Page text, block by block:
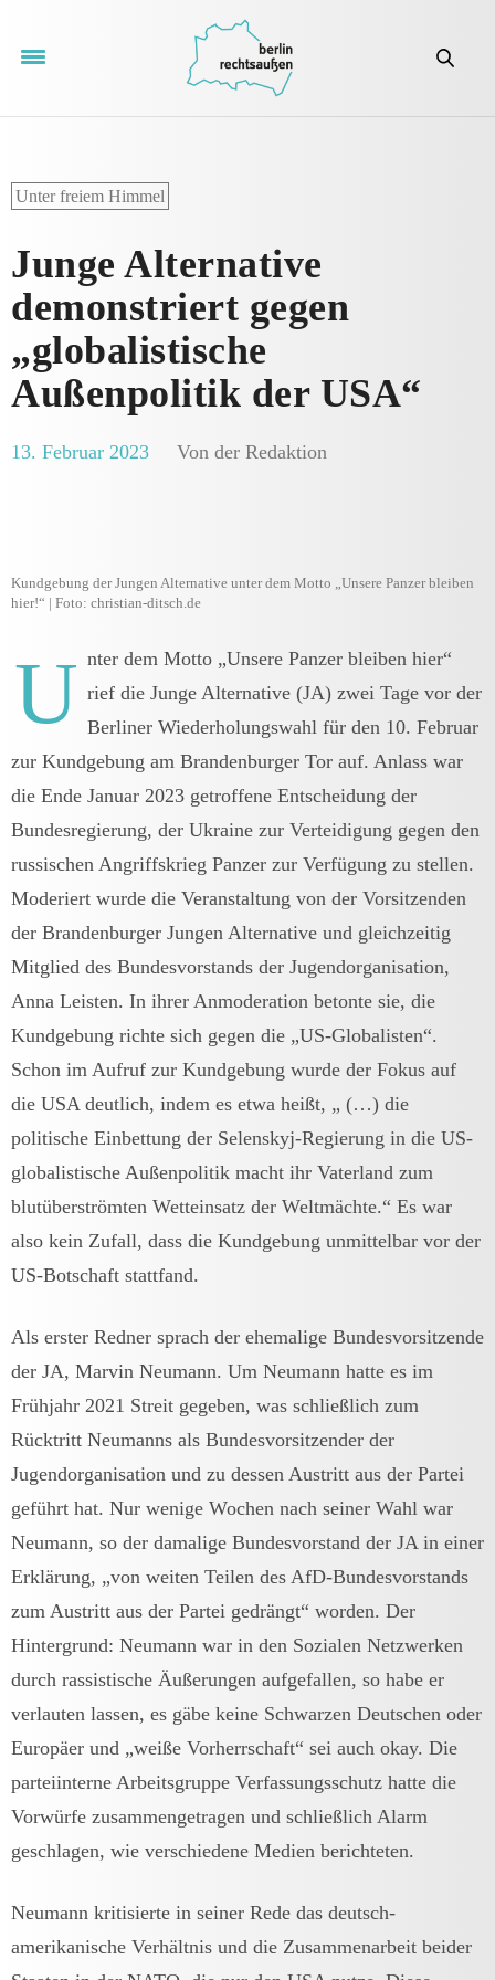
Unter freiem Himmel
Junge Alternative
demonstriert gegen
„globalistische
Außenpolitik der USA“
13. Februar 2023 Von der Redaktion
Kundgebung der Jungen Alternative unter dem Motto „Unsere Panzer bleiben
hier!“ | Foto: christian-ditsch.de
U nter dem Motto „Unsere Panzer bleiben hier“
rief die Junge Alternative (JA) zwei Tage vor der
Berliner Wiederholungswahl für den 10. Februar
zur Kundgebung am Brandenburger Tor auf. Anlass war
die Ende Januar 2023 getroffene Entscheidung der
Bundesregierung, der Ukraine zur Verteidigung gegen den
russischen Angriffskrieg Panzer zur Verfügung zu stellen.
Moderiert wurde die Veranstaltung von der Vorsitzenden
der Brandenburger Jungen Alternative und gleichzeitig
Mitglied des Bundesvorstands der Jugendorganisation,
Anna Leisten. In ihrer Anmoderation betonte sie, die
Kundgebung richte sich gegen die „US-Globalisten“.
Schon im Aufruf zur Kundgebung wurde der Fokus auf
die USA deutlich, indem es etwa heißt, „ (…) die
politische Einbettung der Selenskyj-Regierung in die US-
globalistische Außenpolitik macht ihr Vaterland zum
blutüberströmten Wetteinsatz der Weltmächte.“ Es war
also kein Zufall, dass die Kundgebung unmittelbar vor der
US-Botschaft stattfand.
Als erster Redner sprach der ehemalige Bundesvorsitzende
der JA, Marvin Neumann. Um Neumann hatte es im
Frühjahr 2021 Streit gegeben, was schließlich zum
Rücktritt Neumanns als Bundesvorsitzender der
Jugendorganisation und zu dessen Austritt aus der Partei
geführt hat. Nur wenige Wochen nach seiner Wahl war
Neumann, so der damalige Bundesvorstand der JA in einer
Erklärung, „von weiten Teilen des AfD-Bundesvorstands
zum Austritt aus der Partei gedrängt“ worden. Der
Hintergrund: Neumann war in den Sozialen Netzwerken
durch rassistische Äußerungen aufgefallen, so habe er
verlauten lassen, es gäbe keine Schwarzen Deutschen oder
Europäer und „weiße Vorherrschaft“ sei auch okay. Die
parteiinterne Arbeitsgruppe Verfassungsschutz hatte die
Vorwürfe zusammengetragen und schließlich Alarm
geschlagen, wie verschiedene Medien berichteten.
Neumann kritisierte in seiner Rede das deutsch-
amerikanische Verhältnis und die Zusammenarbeit beider